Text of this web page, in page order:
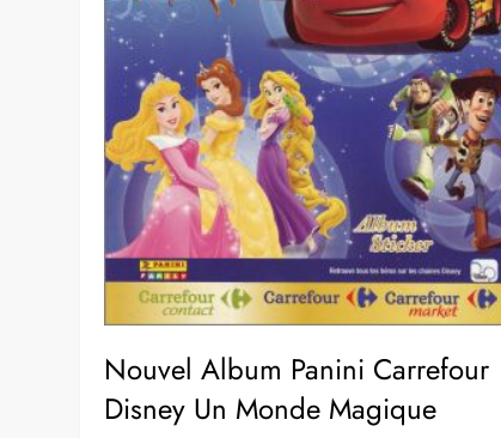
Nouvel Album Panini Carrefour
Disney Un Monde Magique